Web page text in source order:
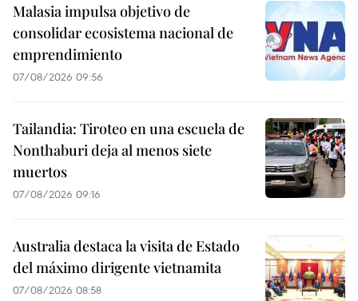
Malasia impulsa objetivo de
consolidar ecosistema nacional de
emprendimiento
07/08/2026 09:56
Tailandia: Tiroteo en una escuela de
Nonthaburi deja al menos siete
muertos
07/08/2026 09:16
Australia destaca la visita de Estado
del máximo dirigente vietnamita
07/08/2026 08:58